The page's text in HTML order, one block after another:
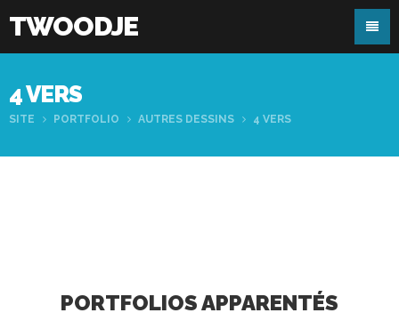
TWOODJE
4 VERS
SITE PORTFOLIO AUTRES DESSINS 4 VERS
PORTFOLIOS APPARENTÉS